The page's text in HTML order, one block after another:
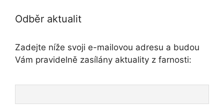
Odběr aktualit
Zadejte níže svoji e-mailovou adresu a budou
Vám pravidelně zasílány aktuality z farnosti: